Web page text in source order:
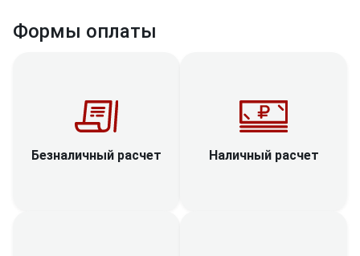
Формы оплаты
Безналичный расчет Наличный расчет